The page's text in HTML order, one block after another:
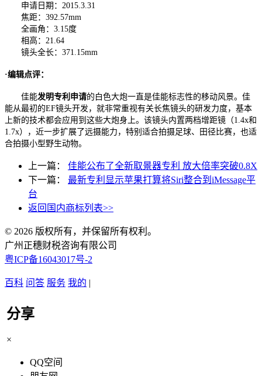
申请日期：2015.3.31
焦距：392.57mm
全画角：3.15度
相高：21.64
镜头全长：371.15mm
·编辑点评：
佳能发明专利申请的白色大炮一直是佳能标志性的移动风景。佳
能从最初的EF镜头开发，就非常重视有关长焦镜头的研发力度，基本
上新的技术都会应用到这些大炮身上。该镜头内置两档增距镜（1.4x和
1.7x），近一步扩展了远摄能力，特别适合拍摄足球、田径比赛，也适
合拍摄小型野生动物。
上一篇： 佳能公布了全新取景器专利 放大倍率突破0.8X
下一篇： 最新专利显示苹果打算将Siri整合到iMessage平
台
返回国内商标列表>>
© 2026 版权所有，并保留所有权利。
广州正穗财税咨询有限公司
粤ICP备16043017号-2
百科 问答 服务 我的 |
分享
×
QQ空间